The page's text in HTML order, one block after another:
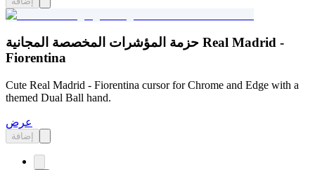
حزمة المؤشرات المخصصة المجانية Real Madrid -
Fiorentina
Cute Real Madrid - Fiorentina cursor for Chrome and Edge with a
themed Dual Ball hand.
عرض
إضافة